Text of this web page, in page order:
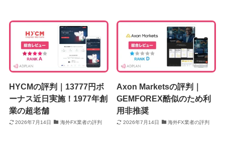
HYCMの評判｜13777円ボ
ーナス近日実施！1977年創
業の超老舗
2026年7月14日 海外FX業者の評判
Axon Marketsの評判｜
GEMFOREX酷似のため利
用非推奨
2026年7月14日 海外FX業者の評判